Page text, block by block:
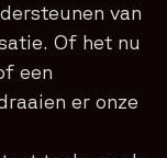
van
Of het nu
een
er onze